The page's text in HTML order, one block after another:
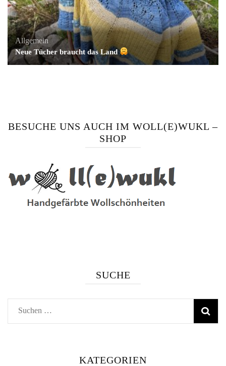
Allgemein
Neue Tücher braucht das Land
BESUCHE UNS AUCH IM WOLL(E)WUKL –
SHOP
SUCHE
Suchen
nach:
KATEGORIEN